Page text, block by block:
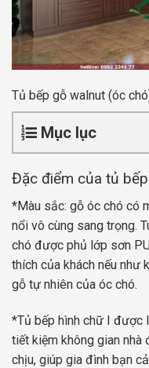
Tủ bếp gỗ walnut (óc
Mục lục
Đặc điểm của tủ
*Màu sắc: gỗ óc chó có
nổi vô cùng sang trọng.
chó được phủ lớp sơn
thích của khách nếu như
gỗ tự nhiên của óc chó.
*Tủ bếp hình chữ I được
tiết kiệm không gian
chịu, giúp gia đình bạn